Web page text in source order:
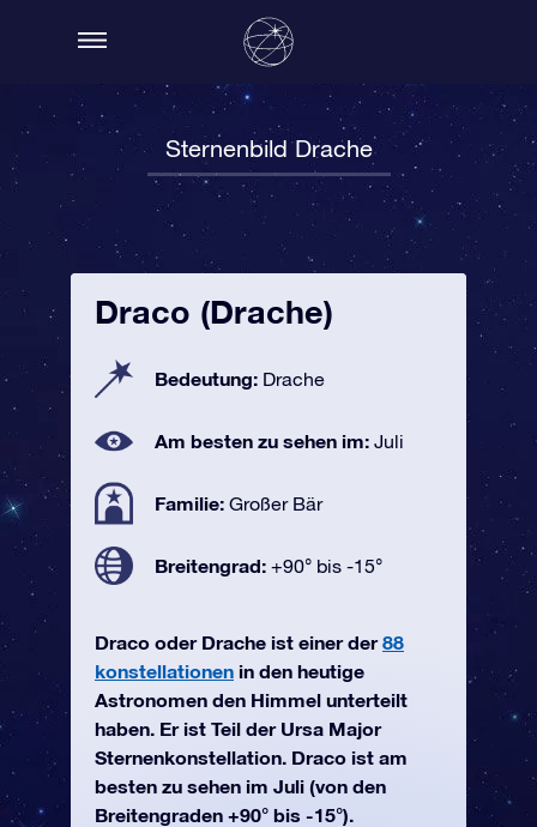
Sternenbild Drache
Draco (Drache)
Bedeutung: Drache
Am besten zu sehen im: Juli
Familie: Großer Bär
Breitengrad: +90° bis -15°
Draco oder Drache ist einer der88
konstellationen in den heutige
Astronomen den Himmel unterteilt
haben. Er ist Teil der Ursa Major
Sternenkonstellation. Draco ist am
besten zu sehen im Juli (von den
Breitengraden +90° bis -15°).